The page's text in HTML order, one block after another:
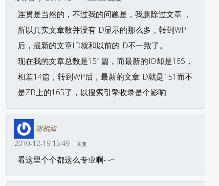
连贯是当然的，不过我的问题是，我删除过文章 ，
所以真实文章数并没有ID显示的那么多，转到WP
后，最新的文章ID就和以前的ID不一致了。
现在我的文章总数是151篇，而最新的ID却是165，
相差14篇，转到WP后，最新的文章ID就是151而不
是ZB上的165了，以搜索引擎收录是个影响
谢相如
2010-12-19 15:49
回复
看这里个个都这么专业啊- -~